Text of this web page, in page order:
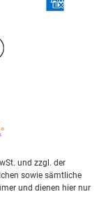
und zzgl. der
sowie sämtliche
und dienen hier nur